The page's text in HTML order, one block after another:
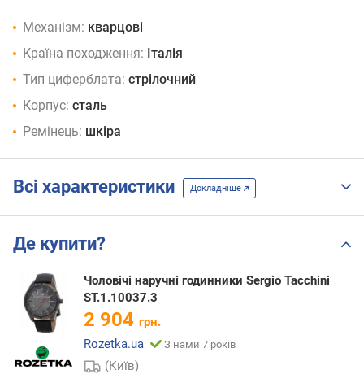
Механізм: кварцові
Країна походження: Італія
Тип циферблата: стрілочний
Корпус: сталь
Ремінець: шкіра
Всі характеристики Докладніше
Де купити?
Чоловічі наручні годинники Sergio Tacchini
ST.1.10037.3
2 904 грн.
Rozetka.ua
З нами 7 років
(Київ)